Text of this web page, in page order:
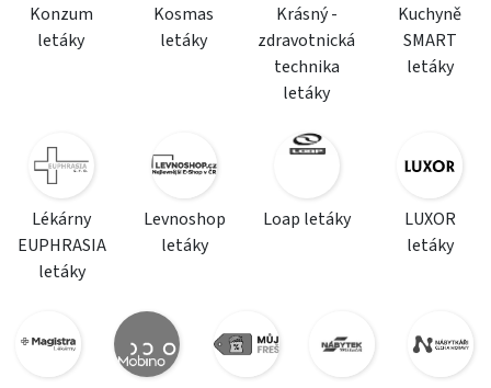
Konzum
letáky
Kosmas
letáky
Krásný -
zdravotnická
technika
letáky
Kuchyně
SMART
letáky
Lékárny
EUPHRASIA
letáky
Levnoshop
letáky
Loap letáky
LUXOR
letáky